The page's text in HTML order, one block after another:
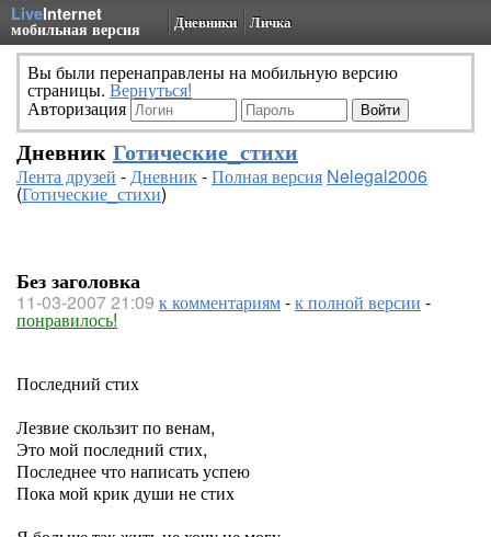
LiveInternet
мобильная версия Дневники Личка
Вы были перенаправлены на мобильную версию
страницы. Вернуться!
Авторизация
Дневник Готические_стихи
Лента друзей -Дневник-Полная версия Nelegal2006
(Готические_стихи)
Без заголовка
11-03-2007 21:09 к комментариям-к полной версии -
понравилось!
Последний стих
Лезвие скользит по венам,
Это мой последний стих,
Последнее что написать успею
Пока мой крик души не стих